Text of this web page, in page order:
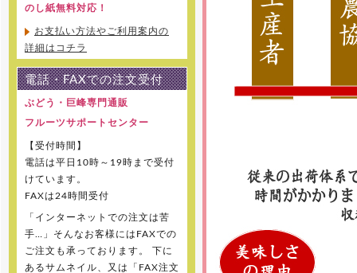
のし紙無料対応！
お支払い方法やご利用案内の
詳細はコチラ
電話・FAXでの注文受付
ぶどう・巨峰専門通販
フルーツサポートセンター
【受付時間】
電話は平日10時～19時まで受付
けています。
FAXは24時間受付
「インターネットでの注文は苦
手…」そんなお客様にはFAXでの
ご注文も承っております。 下に
あるサムネイル、又は「FAX注文